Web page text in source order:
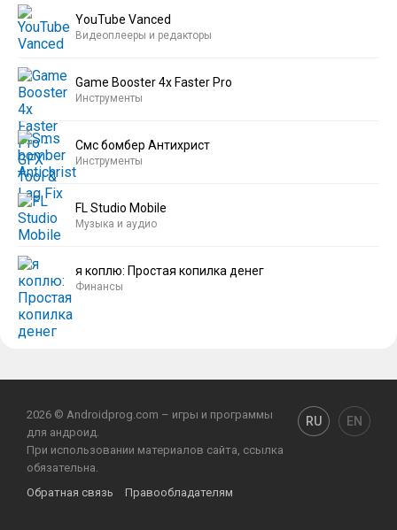
YouTube Vanced
Видеоплееры и редакторы
Game Booster 4x Faster Pro
Инструменты
Смс бомбер Антихрист
Инструменты
FL Studio Mobile
Музыка и аудио
я коплю: Простая копилка денег
Финансы
2026 © Androidprog.com – игры и программы
для андроид.
При использовании материалов сайта, ссылка
обязательна.
Обратная связь
Правообладателям
RU EN